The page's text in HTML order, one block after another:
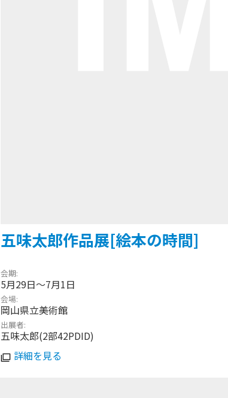
五味太郎作品展[絵本の時間]
会期
5月29日〜7月1日
会場
岡山県立美術館
出展者
五味太郎(2部42PDID)
詳細を見る